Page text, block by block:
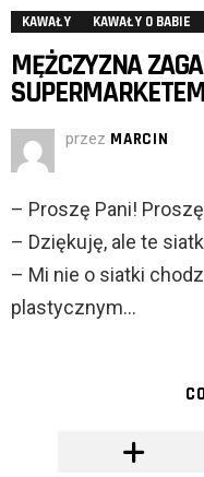
KAWAŁY KAWAŁY O BABIE
MĘŻCZYZNA
przez MARCIN
– Proszę Pani!
– Dziękuję, ale te
– Mi nie o siatki
plastycznym…